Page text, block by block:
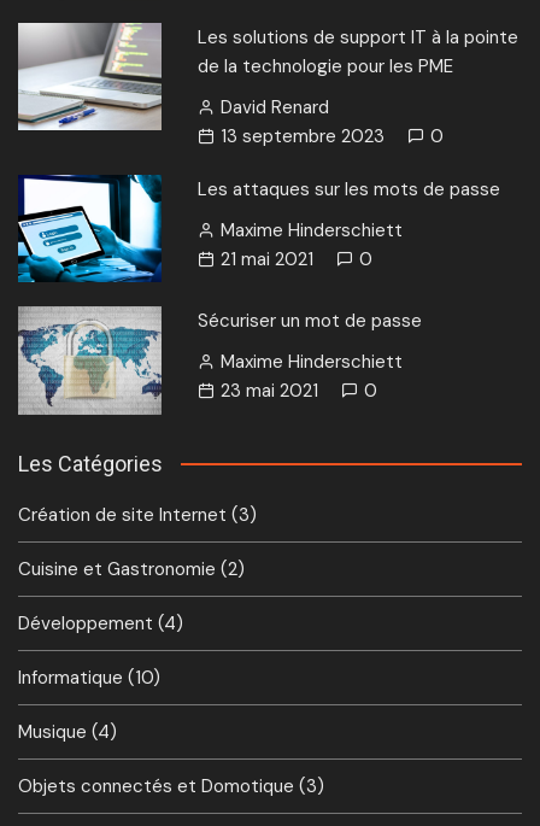
Les solutions de support IT à la pointe
de la technologie pour les PME
David Renard
13 septembre 2023
0
Les attaques sur les mots de passe
Maxime Hinderschiett
21 mai 2021
0
Sécuriser un mot de passe
Maxime Hinderschiett
23 mai 2021
0
Les Catégories
Création de site Internet (3)
Cuisine et Gastronomie (2)
Développement (4)
Informatique (10)
Musique (4)
Objets connectés et Domotique (3)